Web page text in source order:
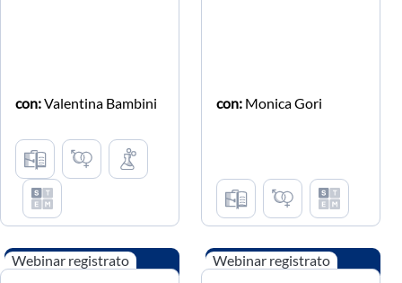
con:Valentina Bambini con: Monica Gori
Webinar registrato Webinar registrato